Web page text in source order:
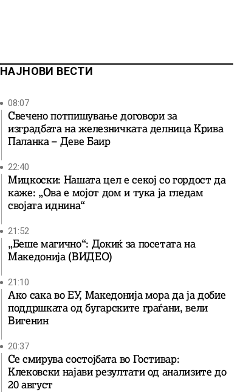
НАЈНОВИ ВЕСТИ
08:07
Свечено потпишување договори за
изградбата на железничката делница Крива
Паланка – Деве Баир
22:40
Мицкоски: Нашата цел е секој со гордост да
каже: „Ова е мојот дом и тука ја гледам
својата иднина“
21:52
„Беше магично“: Докиќ за посетата на
Македонија (ВИДЕО)
21:10
Ако сака во ЕУ, Македонија мора да ја добие
поддршката од бугарските граѓани, вели
Вигенин
20:37
Се смирува состојбата во Гостивар:
Клековски најави резултати од анализите до
20 август